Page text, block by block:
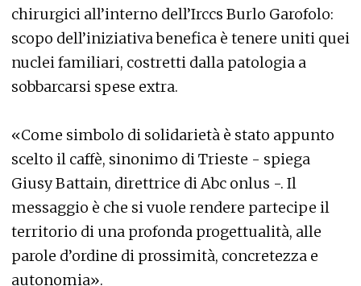
chirurgici all’interno dell’Irccs Burlo Garofolo:
scopo dell’iniziativa benefica è tenere uniti quei
nuclei familiari, costretti dalla patologia a
sobbarcarsi spese extra.
«Come simbolo di solidarietà è stato appunto
scelto il caffè, sinonimo di Trieste - spiega
Giusy Battain, direttrice di Abc onlus -. Il
messaggio è che si vuole rendere partecipe il
territorio di una profonda progettualità, alle
parole d’ordine di prossimità, concretezza e
autonomia».